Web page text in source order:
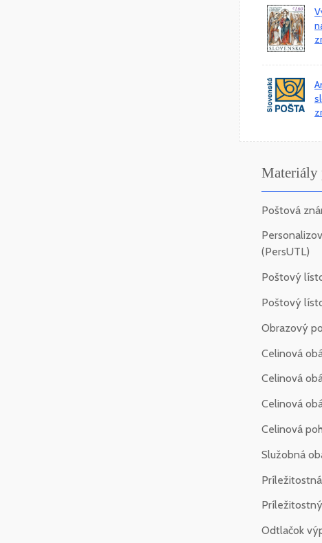
Materiály
Poštová
(PersUTL)
Poštový
Poštový
Obrazový
Celinová
Celinová
Celinová
Celinová
Služobná
Odtlačok